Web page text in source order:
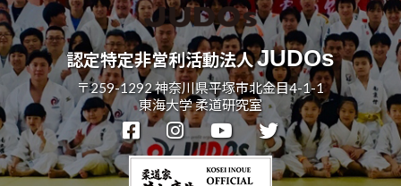
認定特定非営利活動法人JUDOs
〒259-1292 神奈川県平塚市北金目4-1-1
東海大学 柔道研究室